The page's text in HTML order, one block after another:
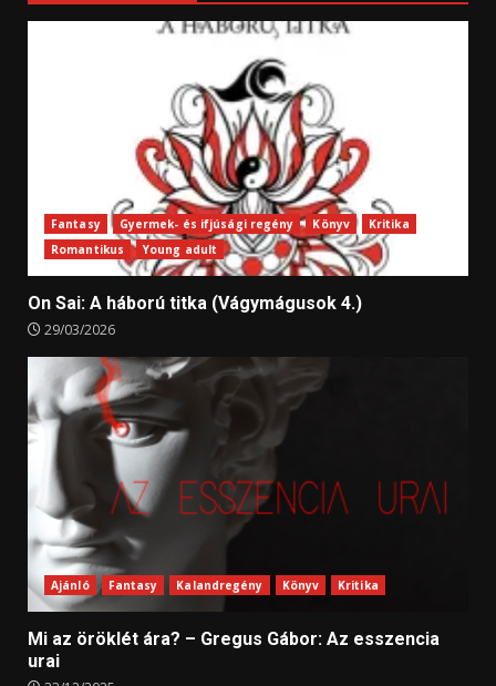
Fantasy Gyermek- és ifjúsági regény Könyv
Kritika
Romantikus
Young adult
On Sai: A ​háború titka (Vágymágusok 4.)
29/03/2026
Ajánló Fantasy Kalandregény Könyv Kritika
Mi az öröklét ára? – Gregus Gábor: Az esszencia
urai